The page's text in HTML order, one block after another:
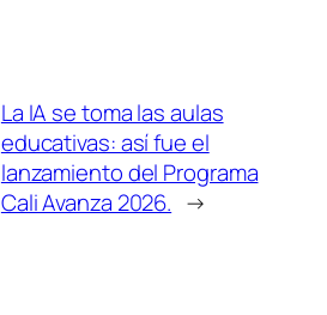
La IA se toma las aulas
educativas: así fue el
lanzamiento del Programa
Cali Avanza 2026. →